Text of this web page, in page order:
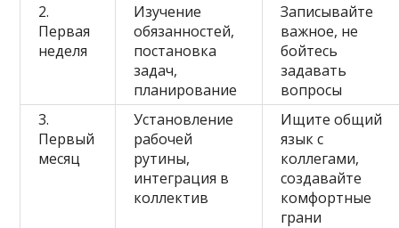
2.
Первая
неделя
Изучение
обязанностей,
постановка
задач,
планирование
Записывайте
важное, не
бойтесь
задавать
вопросы
3.
Первый
месяц
Установление
рабочей
рутины,
интеграция в
коллектив
Ищите общий
язык с
коллегами,
создавайте
комфортные
грани